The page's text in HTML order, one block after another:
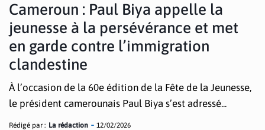
Cameroun : Paul Biya appelle la
jeunesse à la persévérance et met
en garde contre l’immigration
clandestine
À l’occasion de la 60e édition de la Fête de la Jeunesse,
le président camerounais Paul Biya s’est adressé...
Rédigé par : La rédaction 12/02/2026